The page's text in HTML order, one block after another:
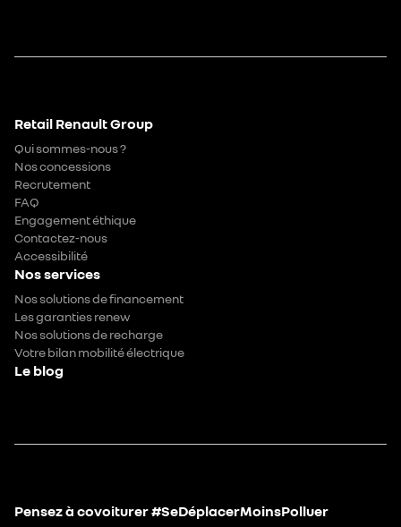
Retail Renault Group
Qui sommes-nous ?
Nos concessions
Recrutement
FAQ
Engagement éthique
Contactez-nous
Accessibilité
Nos services
Nos solutions de financement
Les garanties renew
Nos solutions de recharge
Votre bilan mobilité électrique
Le blog
Pensez à covoiturer #SeDéplacerMoinsPolluer